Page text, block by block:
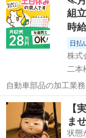
電動機（三相機種の
●電動機直...
組
時
日払
株式
二本
自動車部品の加工業
★日払い制度あり！食
直接雇用のチャンスあり★《
自動車部品の加工業
福島 二本松市
【
ま
状態